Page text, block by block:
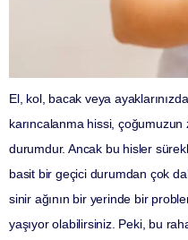
El, kol, bacak veya
karıncalanma hissi,
durumdur. Ancak bu hisler
basit bir geçici durumdan çok
sinir ağının bir yerinde bir
yaşıyor olabilirsiniz. Peki, bu